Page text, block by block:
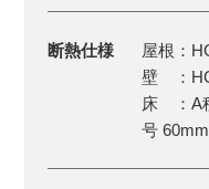
断熱仕様
屋根：
壁 ：
床 ：A
号